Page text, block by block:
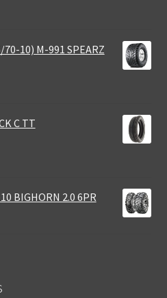
70-10) M-991 SPEARZ
C TT
BIGHORN 2.0 6PR